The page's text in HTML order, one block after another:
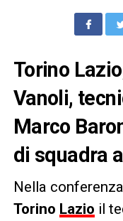
Torino
Vanoli,
Marco
di squadra
Nella
Torino Lazio il